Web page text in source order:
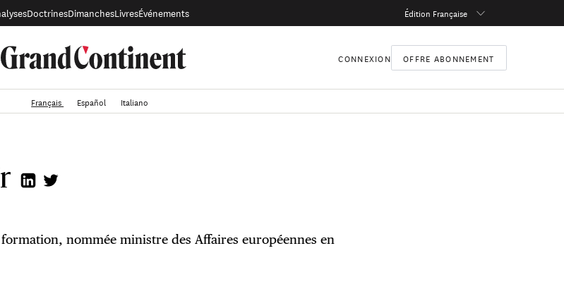
DoctrinesDimanchesLivresÉvénements Édition Française
CONNEXION OFFRE ABONNEMENT
Français Español Italiano
nommée ministre des Affaires européennes en
du Conseil constitutionnel en 1992 par le président de
Elle est la première femme nommée membre du Conseil